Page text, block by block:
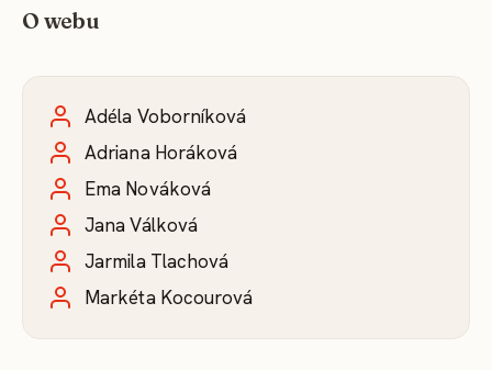
O webu
Adéla Voborníková
Adriana Horáková
Ema Nováková
Jana Válková
Jarmila Tlachová
Markéta Kocourová